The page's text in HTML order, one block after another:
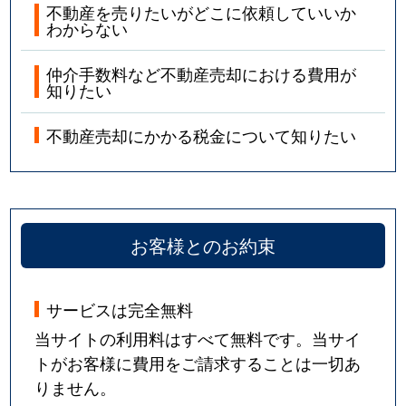
不動産を売りたいがどこに依頼していいか
わからない
仲介手数料など不動産売却における費用が
知りたい
不動産売却にかかる税金について知りたい
お客様とのお約束
サービスは完全無料
当サイトの利用料はすべて無料です。当サイ
トがお客様に費用をご請求することは一切あ
りません。